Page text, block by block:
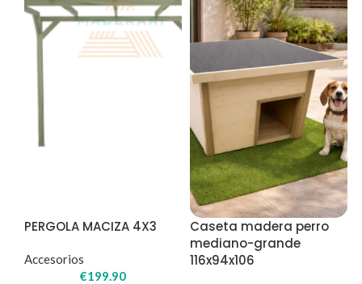
PERGOLA MACIZA 4X3
Accesorios
€199.90
Caseta madera perro
mediano-grande
116x94x106